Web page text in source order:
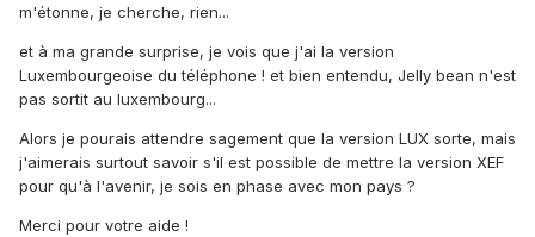
m'étonne, je cherche, rien...
et à ma grande surprise, je vois que j'ai la version
Luxembourgeoise du téléphone ! et bien entendu, Jelly bean n'est
pas sortit au luxembourg...
Alors je pourais attendre sagement que la version LUX sorte, mais
j'aimerais surtout savoir s'il est possible de mettre la version XEF
pour qu'à l'avenir, je sois en phase avec mon pays ?
Merci pour votre aide !